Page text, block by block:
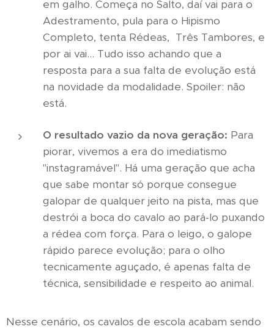
em galho. Começa no Salto, daí vai para o
Adestramento, pula para o Hipismo
Completo, tenta Rédeas, Três Tambores, e
por ai vai... Tudo isso achando que a
resposta para a sua falta de evolução está
na novidade da modalidade. Spoiler: não
está.
O resultado vazio da nova geração: Para
piorar, vivemos a era do imediatismo
"instagramável". Há uma geração que acha
que sabe montar só porque consegue
galopar de qualquer jeito na pista, mas que
destrói a boca do cavalo ao pará-lo puxando
a rédea com força. Para o leigo, o galope
rápido parece evolução; para o olho
tecnicamente aguçado, é apenas falta de
técnica, sensibilidade e respeito ao animal.
Nesse cenário, os cavalos de escola acabam sendo